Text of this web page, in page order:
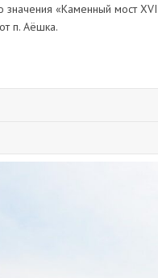
значения «Каменный мост
п. Аёшка.